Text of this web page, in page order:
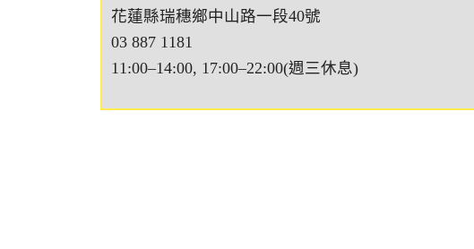
花蓮縣瑞穗鄉中山路一段40號
03 887 1181
11:00–14:00, 17:00–22:00(週三休息)